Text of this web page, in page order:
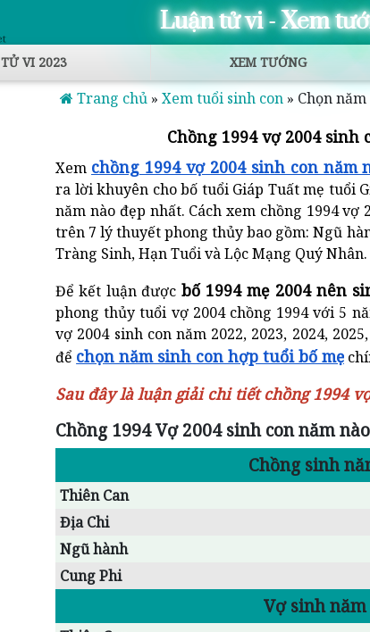
Luận tử vi - Xem
TỬ VI 2023 XEM TƯỚNG
Trang chủ »Xem tuổi sinh con » Chọn
Chồng 1994 vợ 2004 sinh
Xem chồng 1994 vợ 2004 sinh con năm
ra lời khuyên cho bố tuổi Giáp Tuất mẹ tuổi
năm nào đẹp nhất. Cách xem chồng 1994
trên 7 lý thuyết phong thủy bao gồm: Ngũ
Tràng Sinh, Hạn Tuổi và Lộc Mạng Quý Nhân.
Để kết luận được bố 1994 mẹ 2004 nên
phong thủy tuổi vợ 2004 chồng 1994 với 5
vợ 2004 sinh con năm 2022, 2023, 2024,
để chọn năm sinh con hợp tuổi bố mẹ
Sau đây là luận giải chi tiết chồng 1994
Chồng 1994 Vợ 2004 sinh con năm
Chồng sinh
Thiên Can
Địa Chi
Ngũ hành
Cung Phi
Vợ sinh năm